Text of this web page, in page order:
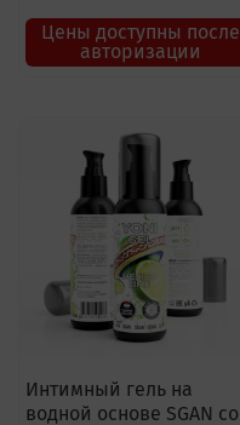
Цены доступны после
авторизации
Интимный гель на
водной основе SGAN со